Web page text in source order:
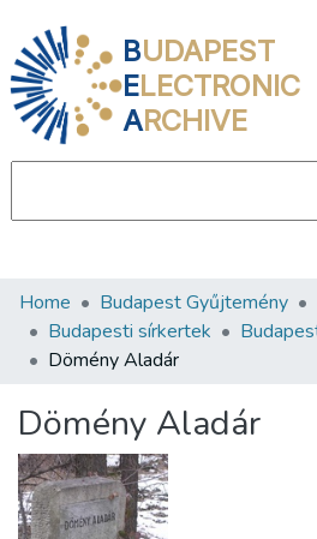
BUDAPEST
ELECTRONIC
ARCHIVE
Communities & Collections
All of DSpace
About us
Home Budapest Gyűjtemény
Budapesti sírkertek
Dömény Aladár
Dömény Aladár